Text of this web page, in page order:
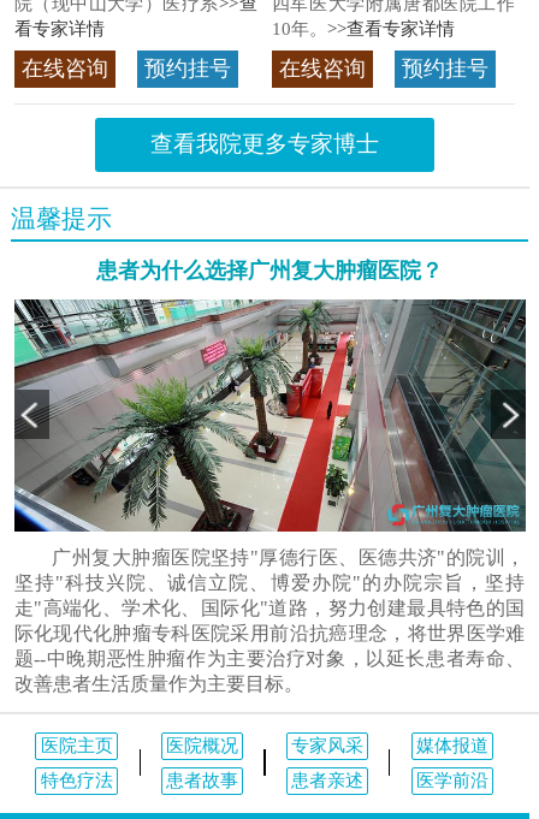
看专家详情
在线咨询 预约挂号
10年。 >>查看专家详情
在线咨询 预约挂号
查看我院更多专家博士
温馨提示
患者为什么选择广州复大肿瘤医院？
广州复大肿瘤医院坚持"厚德行医、医德共济"的院训，
坚持"科技兴院、诚信立院、博爱办院"的办院宗旨，坚持
走"高端化、学术化、国际化"道路，努力创建最具特色的国
际化现代化肿瘤专科医院采用前沿抗癌理念，将世界医学难
题--中晚期恶性肿瘤作为主要治疗对象，以延长患者寿命、
改善患者生活质量作为主要目标。
医院主页 医院概况 专家风采
媒体报道
特色疗法
患者故事 患者亲述 医学前沿